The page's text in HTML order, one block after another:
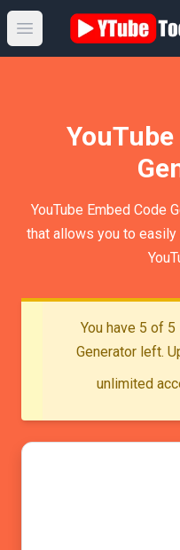
Open main menu
YouTube
YouTube Embed Code
that allows you to
You have 5 of
Generator left.
unlimited